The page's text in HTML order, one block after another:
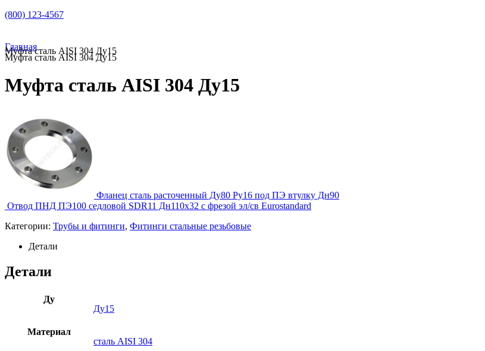
(800) 123-4567
Главная
Муфта сталь AISI 304 Ду15
Муфта сталь AISI 304 Ду15
Муфта сталь AISI 304 Ду15
Фланец сталь расточенный Ду80 Ру16 под ПЭ втулку Дн90
Отвод ПНД ПЭ100 седловой SDR11 Дн110х32 с фрезой эл/св Eurostandard
Категории: Трубы и фитинги, Фитинги стальные резьбовые
Детали
Детали
Ду
Ду15
Материал
сталь AISI 304